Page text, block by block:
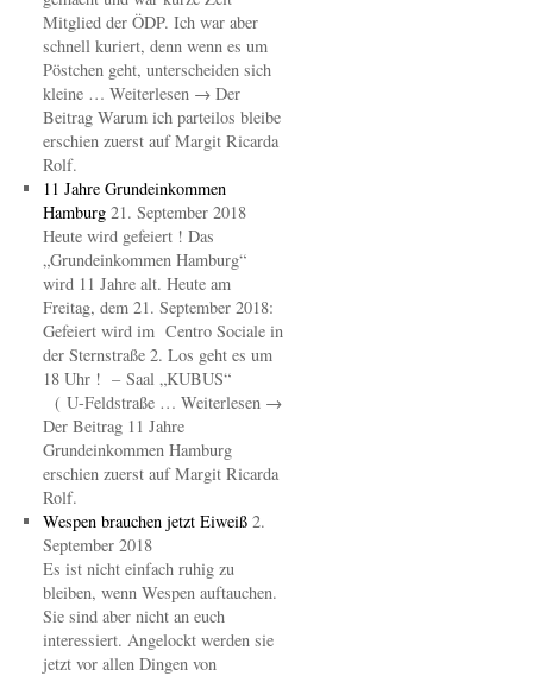
Mitglied der ÖDP. Ich war aber
schnell kuriert, denn wenn es um
Pöstchen geht, unterscheiden sich
kleine … Weiterlesen → Der
Beitrag Warum ich parteilos bleibe
erschien zuerst auf Margit Ricarda
Rolf.
11 Jahre Grundeinkommen
Hamburg 21. September 2018
Heute wird gefeiert ! Das
„Grundeinkommen Hamburg“
wird 11 Jahre alt. Heute am
Freitag, dem 21. September 2018:
Gefeiert wird im Centro Sociale in
der Sternstraße 2. Los geht es um
18 Uhr ! – Saal „KUBUS“
( U-Feldstraße … Weiterlesen →
Der Beitrag 11 Jahre
Grundeinkommen Hamburg
erschien zuerst auf Margit Ricarda
Rolf.
Wespen brauchen jetzt Eiweiß 2.
September 2018
Es ist nicht einfach ruhig zu
bleiben, wenn Wespen auftauchen.
Sie sind aber nicht an euch
interessiert. Angelockt werden sie
jetzt vor allen Dingen von